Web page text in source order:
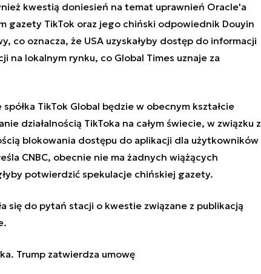
kwestią doniesień na temat uprawnień Oracle'a
gazety TikTok oraz jego chiński odpowiednik Douyin
co oznacza, że USA uzyskałyby dostęp do informacji
na lokalnym rynku, co Global Times uznaje za
TikTok Global będzie w obecnym kształcie
działalnością TikToka na całym świecie, w związku z
blokowania dostępu do aplikacji dla użytkowników
CNBC, obecnie nie ma żadnych wiążących
potwierdzić spekulacje chińskiej gazety.
się do pytań stacji o kwestie związane z publikacją
Trump zatwierdza umowę